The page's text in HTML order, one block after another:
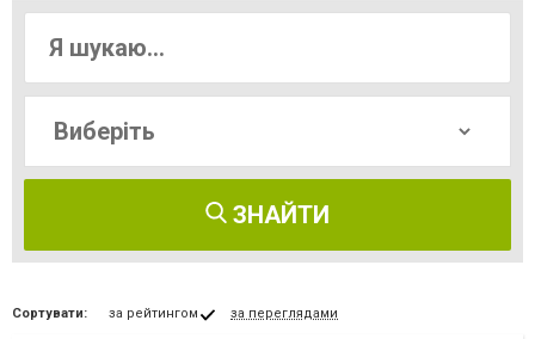
ЗНАЙТИ
Сортувати: за рейтингом за переглядами